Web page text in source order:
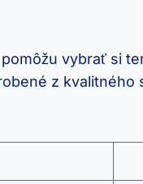
vybrať si
z